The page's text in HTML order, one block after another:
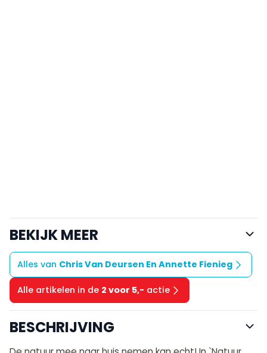
BEKIJK MEER
Alles van Chris Van Deursen En Annette Fienieg
Alle artikelen in de 2 voor 5,- actie
BESCHRIJVING